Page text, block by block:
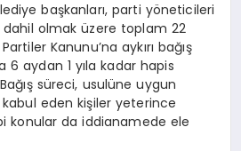
başkanları, parti yöneticileri
olmak üzere toplam 22
Kanunu’na aykırı bağış
6 aydan 1 yıla kadar hapis
süreci, usulüne uygun
kabul eden kişiler yeterince
konular da iddianamede ele